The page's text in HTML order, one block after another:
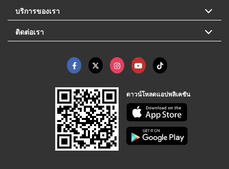
บริการของเรา
ติดต่อเรา
ดาวน์โหลดแอปพลิเคชัน